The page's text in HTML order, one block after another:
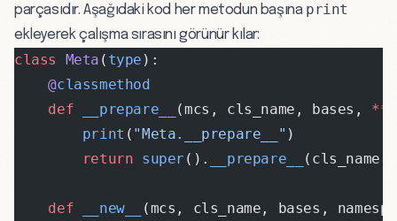
parçasıdır. Aşağıdaki kod her metodun başına print
ekleyerek çalışma sırasını görünür kılar:
class Meta ( type ):
    @
classmethod
    def
__prepare__ (mcs, cls_name, bases, **
        print
( "Meta.__prepare__" )
        return
super (). __prepare__ (cls_name,
    def
__new__
(mcs, cls_name, bases,